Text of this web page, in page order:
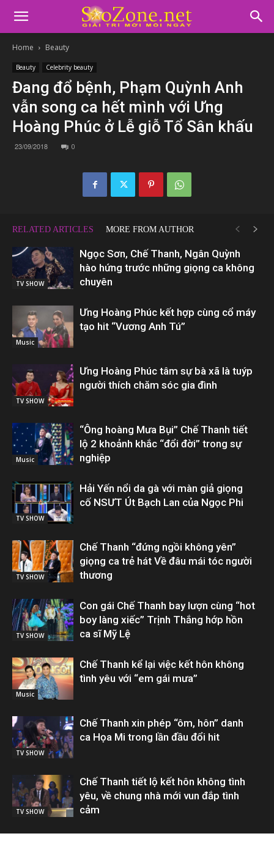
Home Beauty
Beauty Celebrity beauty
Đang đổ bệnh, Phạm Quỳnh Anh
vẫn song ca hết mình với Ưng
Hoàng Phúc ở Lễ giỗ Tổ Sân khấu
23/09/2018 0
RELATED ARTICLES MORE FROM AUTHOR
TV SHOW
Ngọc Sơn, Chế Thanh, Ngân Quỳnh
hào hứng trước những giọng ca không
chuyên
Music
Ưng Hoàng Phúc kết hợp cùng cổ máy
tạo hit “Vương Anh Tú”
TV SHOW
Ưng Hoàng Phúc tâm sự bà xã là tuýp
người thích chăm sóc gia đình
Music
“Ông hoàng Mưa Bụi” Chế Thanh tiết
lộ 2 khoảnh khắc “đổi đời” trong sự
nghiệp
TV SHOW
Hải Yến nổi da gà với màn giả giọng
cố NSƯT Út Bạch Lan của Ngọc Phi
TV SHOW
Chế Thanh “đứng ngồi không yên”
giọng ca trẻ hát Về đâu mái tóc người
thương
TV SHOW
Con gái Chế Thanh bay lượn cùng “hot
boy làng xiếc” Trịnh Thắng hớp hồn
ca sĩ Mỹ Lệ
Music
Chế Thanh kể lại việc kết hôn không
tình yêu với “em gái mưa”
TV SHOW
Chế Thanh xin phép “ôm, hôn” danh
ca Họa Mi trong lần đầu đổi hit
TV SHOW
Chế Thanh tiết lộ kết hôn không tình
yêu, về chung nhà mới vun đắp tình
cảm